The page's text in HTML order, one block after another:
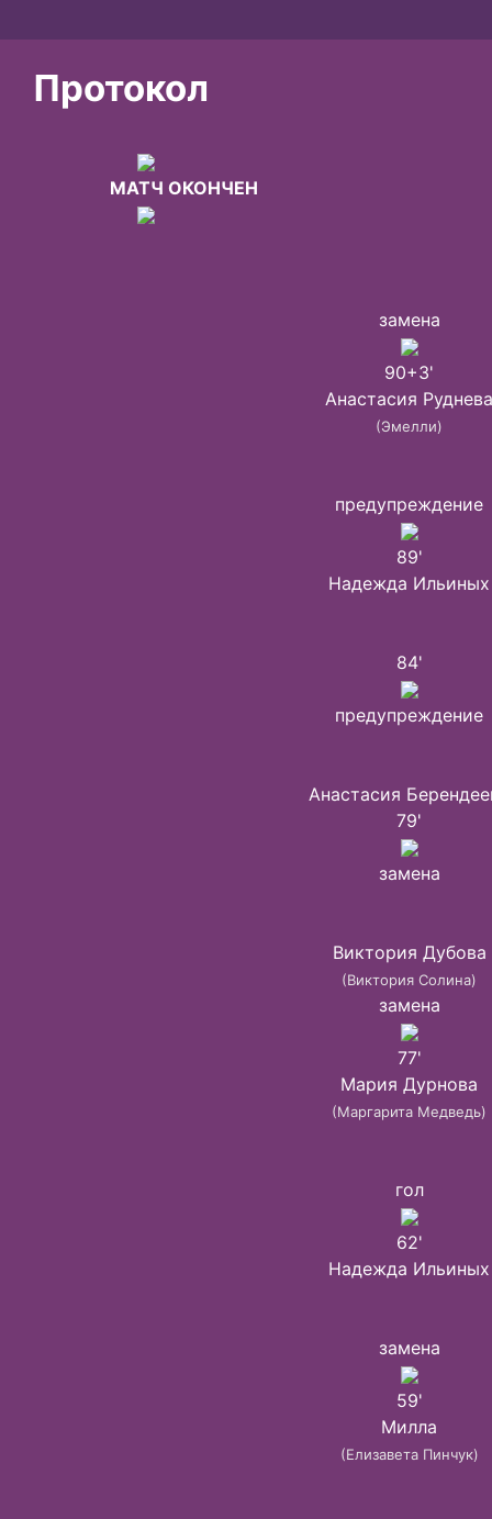
Протокол
МАТЧ ОКОНЧЕН
замена
90+3'
Анастасия
(Эмелли)
предупреждение
89'
Надежда Ильиных
84'
предупреждение
Анастасия
79'
замена
Виктория Дубова
(Виктория Солина)
замена
77'
Мария Дурнова
(Маргарита Медведь)
гол
62'
Надежда Ильиных
замена
59'
Милла
(Елизавета Пинчук)